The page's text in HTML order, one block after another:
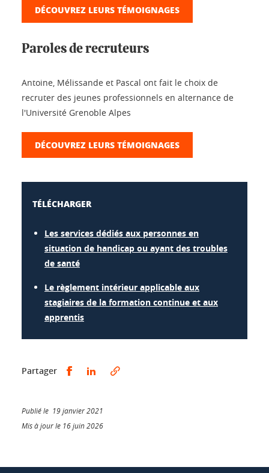
DÉCOUVREZ LEURS TÉMOIGNAGES
Paroles de recruteurs
Antoine, Mélissande et Pascal ont fait le choix de
recruter des jeunes professionnels en alternance de
l'Université Grenoble Alpes
DÉCOUVREZ LEURS TÉMOIGNAGES
TÉLÉCHARGER
Les services dédiés aux personnes en
situation de handicap ou ayant des troubles
de santé
Le règlement intérieur applicable aux
stagiaires de la formation continue et aux
apprentis
Partager Partager sur Facebook
Partager sur LinkedIn
Publié le 19 janvier 2021
Mis à jour le 16 juin 2026